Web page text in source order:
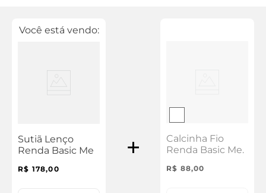
Você está vendo:
Sutiã Lenço
Renda Basic Me
R$ 178,00
Calcinha Fio
Renda Basic Me.
R$ 88,00